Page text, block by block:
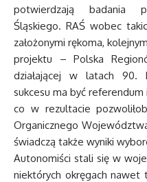
potwierdzają badania
Śląskiego. RAŚ wobec
założonymi rękoma,
projektu – Polska
działającej w latach 90.
sukcesu ma być referendum
co w rezultacie
Organicznego
świadczą także wyniki
Autonomiści stali się w
niektórych okręgach nawet